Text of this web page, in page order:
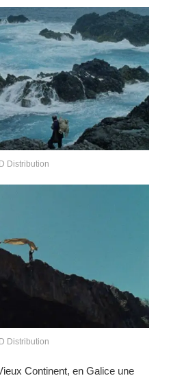
Distribution
Distribution
Continent, en Galice une